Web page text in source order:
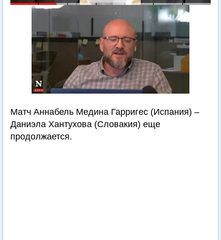
Матч Аннабель Медина Гарригес (Испания) –
Даниэла Хантухова (Словакия) еще
продолжается.